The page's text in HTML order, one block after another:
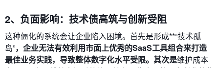
2、负面影响：技术债高筑与创新受阻
这种僵化的系统会让企业陷入困境。首先是形成**“技术孤
岛”，企业无法有效利用市面上优秀的SaaS工具组合来打造
最佳业务实践，导致整体数字化水平受限。其次是维护成本